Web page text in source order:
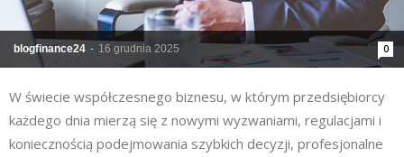
blogfinance24 - 16 grudnia 2025 0
W świecie współczesnego biznesu, w którym przedsiębiorcy
każdego dnia mierzą się z nowymi wyzwaniami, regulacjami i
koniecznością podejmowania szybkich decyzji, profesjonalne